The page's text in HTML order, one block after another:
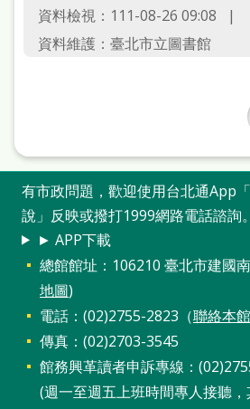
資料檢視：111-08-26 09:08
資料維護：臺北市立圖書館
有市政問題，歡迎使用台北通App
說」反映或撥打1999網路電話諮詢。
► APP下載
總館館址：106210 臺北市建國
地圖)
電話：(02)2755-2823（聯絡本館
傳真：(02)2703-3545
館務興革讀者申訴專線：
(週一至週五上班時間專人接聽